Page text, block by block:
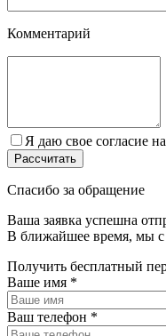
Комментарий
Я даю свое согласие
Спасибо за обращение
Ваша заявка успешна
В ближайшее время, мы
Получить бесплатный
Ваше имя *
Ваш телефон *